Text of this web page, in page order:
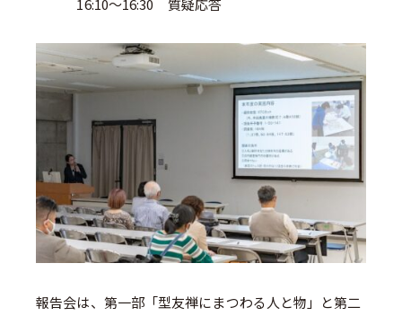
16:10～16:30 質疑応答
報告会は、第一部「型友禅にまつわる人と物」と第二